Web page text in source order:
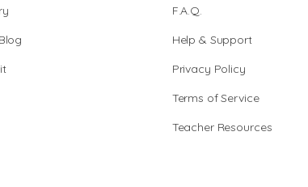
F.A.Q.
Help & Support
Privacy Policy
Terms of Service
Teacher Resources